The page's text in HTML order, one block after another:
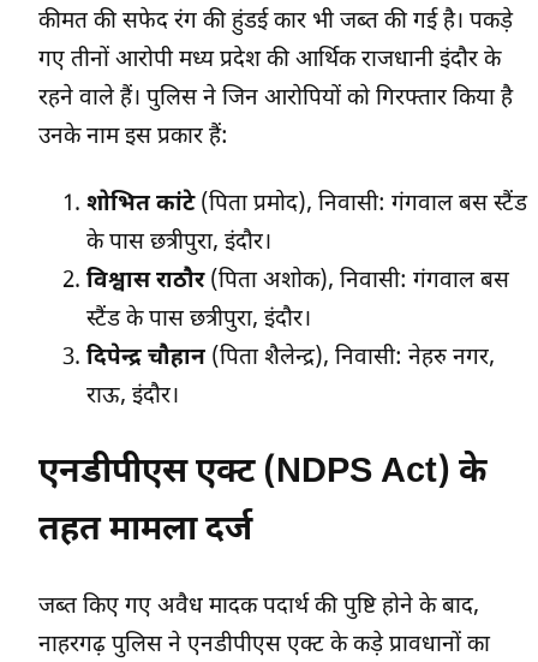
कीमत की सफेद रंग की हुंडई कार भी जब्त की गई है। पकड़े
गए तीनों आरोपी मध्य प्रदेश की आर्थिक राजधानी इंदौर के
रहने वाले हैं। पुलिस ने जिन आरोपियों को गिरफ्तार किया है
उनके नाम इस प्रकार हैं:
शोभित कांटे(पिता प्रमोद), निवासी: गंगवाल बस स्टैंड
के पास छत्रीपुरा, इंदौर।
विश्वास राठौर(पिता अशोक), निवासी: गंगवाल बस
स्टैंड के पास छत्रीपुरा, इंदौर।
दिपेन्द्र चौहान (पिता शैलेन्द्र), निवासी: नेहरु नगर,
राऊ, इंदौर।
एनडीपीएस एक्ट (NDPS Act) के
तहत मामला दर्ज
जब्त किए गए अवैध मादक पदार्थ की पुष्टि होने के बाद,
नाहरगढ़ पुलिस ने एनडीपीएस एक्ट के कड़े प्रावधानों का